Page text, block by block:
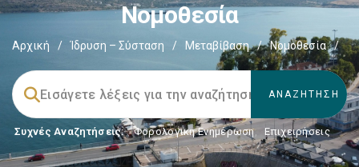
Νομοθεσία
Αρχική / Ίδρυση – Σύσταση / Μεταβίβαση / Νομοθεσία /
Συχνές Αναζητήσεις: Φορολογικη Ενημέρωση, Επιχειρήσεις